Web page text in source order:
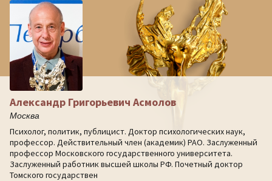
Александр Григорьевич Асмолов
Москва
Психолог, политик, публицист. Доктор психологических наук,
профессор. Действительный член (академик) РАО. Заслуженный
профессор Московского государственного университета.
Заслуженный работник высшей школы РФ. Почетный доктор
Томского государствен